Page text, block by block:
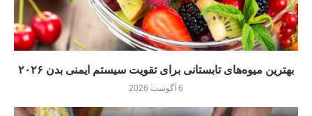
بهترین میوه‌های تابستانی برای تقویت سیستم ایمنی بدن ۲۰۲۶
6 آگوست 2026